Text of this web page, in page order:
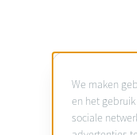
Gebruik
van
We maken
en het
sociale